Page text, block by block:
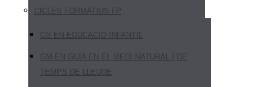
CICLES FORMATIUS FP
GS EN EDUCACIÓ INFANTIL
GM EN GUIA EN EL MEDI NATURAL I DE
TEMPS DE LLEURE